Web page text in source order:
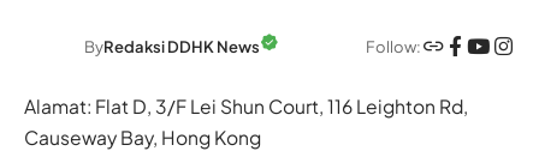
ByRedaksi DDHK News Follow:
Alamat: Flat D, 3/F Lei Shun Court, 116 Leighton Rd,
Causeway Bay, Hong Kong